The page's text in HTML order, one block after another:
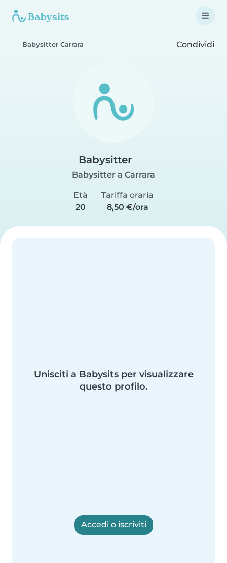
Babysitter Carrara Condividi
Babysitter
Babysitter a Carrara
Età
20
Tariffa oraria
8,50 €/ora
Unisciti a Babysits per visualizzare
questo profilo.
Accedi o iscriviti